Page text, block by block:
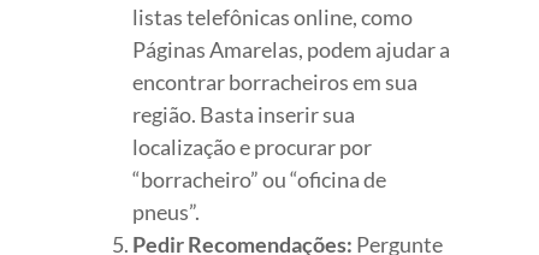
listas telefônicas online, como
Páginas Amarelas, podem ajudar a
encontrar borracheiros em sua
região. Basta inserir sua
localização e procurar por
“borracheiro” ou “oficina de
pneus”.
Pedir Recomendações: Pergunte